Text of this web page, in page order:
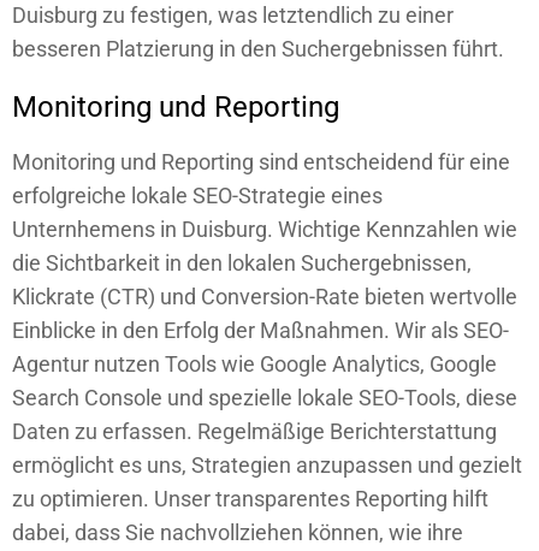
Duisburg zu festigen, was letztendlich zu einer
besseren Platzierung in den Suchergebnissen führt.
Monitoring und Reporting
Monitoring und Reporting sind entscheidend für eine
erfolgreiche lokale SEO-Strategie eines
Unternhemens in Duisburg. Wichtige Kennzahlen wie
die Sichtbarkeit in den lokalen Suchergebnissen,
Klickrate (CTR) und Conversion-Rate bieten wertvolle
Einblicke in den Erfolg der Maßnahmen. Wir als SEO-
Agentur nutzen Tools wie Google Analytics, Google
Search Console und spezielle lokale SEO-Tools, diese
Daten zu erfassen. Regelmäßige Berichterstattung
ermöglicht es uns, Strategien anzupassen und gezielt
zu optimieren. Unser transparentes Reporting hilft
dabei, dass Sie nachvollziehen können, wie ihre